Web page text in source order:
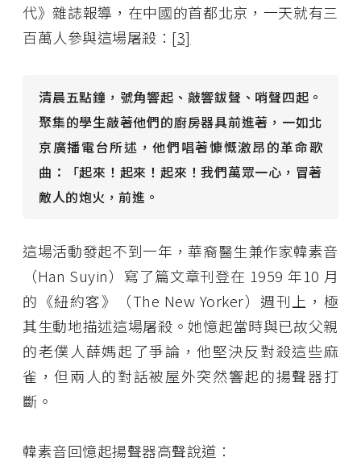
代》雜誌報導，在中國的首都北京，一天就有三
百萬人參與這場屠殺： [3]
清晨五點鐘，號角響起、敲響鈸聲、哨聲四起。
聚集的學生敲著他們的廚房器具前進著，一如北
京廣播電台所述，他們唱著慷慨激昂的革命歌
曲：「起來！起來！起來！我們萬眾一心，冒著
敵人的炮火，前進。
這場活動發起不到一年，華裔醫生兼作家韓素音
（Han Suyin）寫了篇文章刊登在 1959 年10 月
的《紐約客》（The New Yorker）週刊上，極
其生動地描述這場屠殺。她憶起當時與已故父親
的老僕人薛媽起了爭論，他堅決反對殺這些麻
雀，但兩人的對話被屋外突然響起的揚聲器打
斷。
韓素音回憶起揚聲器高聲說道：